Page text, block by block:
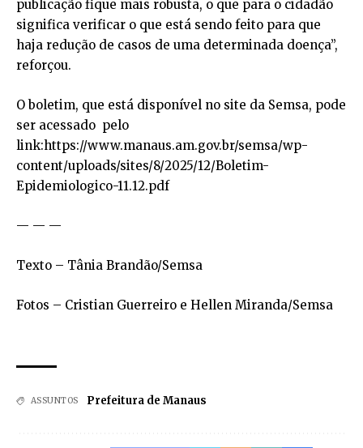
publicação fique mais robusta, o que para o cidadão
significa verificar o que está sendo feito para que
haja redução de casos de uma determinada doença”,
reforçou.
O boletim, que está disponível no site da Semsa, pode
ser acessado pelo
link:https://www.manaus.am.gov.br/semsa/wp-
content/uploads/sites/8/2025/12/Boletim-
Epidemiologico-11.12.pdf
— — —
Texto – Tânia Brandão/Semsa
Fotos – Cristian Guerreiro e Hellen Miranda/Semsa
ASSUNTOS Prefeitura de Manaus